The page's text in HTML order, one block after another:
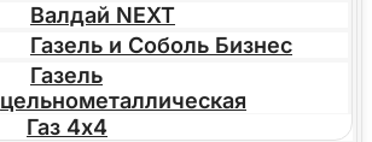
Валдай NEXT
Газель и Соболь Бизнес
Газель
цельнометаллическая
Газ 4х4